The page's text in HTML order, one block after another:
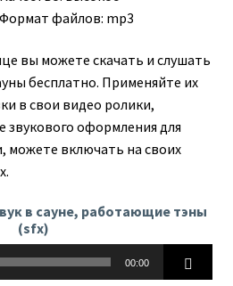
Формат файлов: mp3
вы можете скачать и слушать
бесплатно. Применяйте их
в свои видео ролики,
звукового оформления для
можете включать на своих
в сауне, работающие тэны
(sfx)
00:00